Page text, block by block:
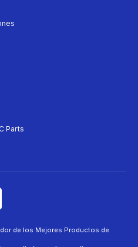
Parts
de los Mejores Productos de